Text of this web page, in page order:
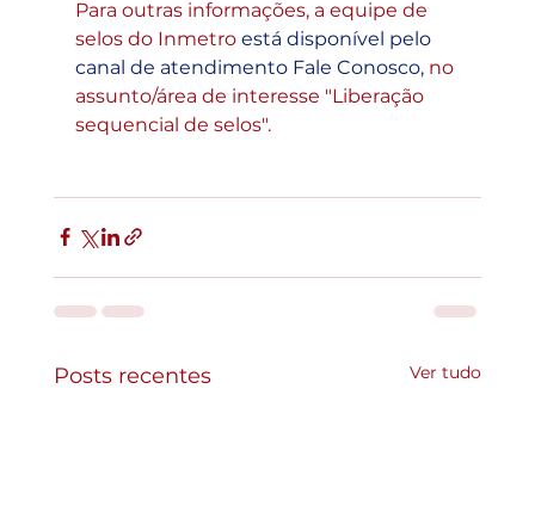
Para outras informações, a equipe de
selos do Inmetro está disponível pelo
canal de atendimento Fale Conosco, no
assunto/área de interesse "Liberação
sequencial de selos".
Posts recentes Ver tudo